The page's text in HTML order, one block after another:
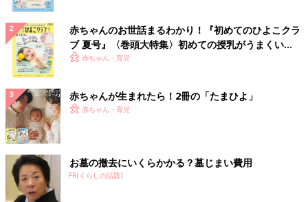
れまで人生で“死ぬほど痛い”という言葉を使ってごめんなさ
い！』と、思うほどです」（まあちゃん）
「陣痛が3日間続いても生まれず、眠れないなか緊急帝王切開
に。『麻酔痛いからね』と、さんざん脅されていたのに、陣痛が
たことに感動して元気に『陣痛がない世界だ！』と言ってしま
い、手術台を囲む人たちに微笑まれて少し恥ずかしかったです」
（ぱんなこった）
「出産して、胎盤を出すときやおまたを縫うとき、先生に『大丈
夫？痛くない？』と何度も聞かれて、その都度『出産の痛みより
大丈夫です』と、元気に答えたら笑われました！」（しろくま）
赤ちゃんのお世話まるわかり！『初めてのひよこクラ
ブ 夏号』〈巻頭大特集〉初めての授乳がうまくい
く！ おっぱい・ミルクの基本と夏のトラブル 解決テ
赤ちゃん・育児
赤ちゃんが生まれたら！2冊の「たまひよ」
赤ちゃん・育児
お墓の撤去にいくらかかる？墓じまい費用
PR(くらしの話題)